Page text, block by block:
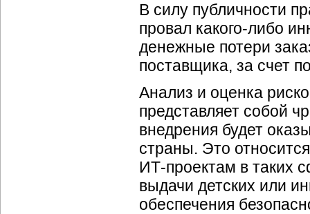
В силу публичности
провал какого-либо
денежные потери
поставщика, за счет
Анализ и оценка
представляет собой
внедрения будет
страны. Это
ИТ-проектам в таких
выдачи детских или
обеспечения